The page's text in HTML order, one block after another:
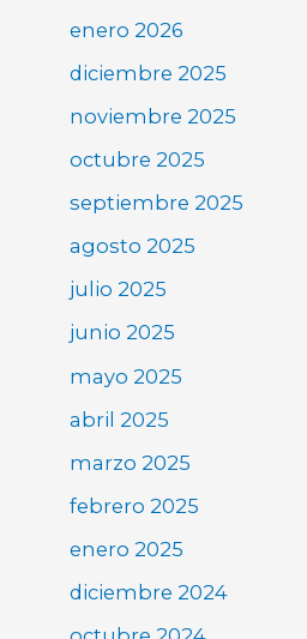
enero 2026
diciembre 2025
noviembre 2025
octubre 2025
septiembre 2025
agosto 2025
julio 2025
junio 2025
mayo 2025
abril 2025
marzo 2025
febrero 2025
enero 2025
diciembre 2024